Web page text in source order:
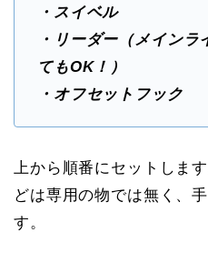
・スイベル
・リーダー（メイン
てもOK！）
・オフセットフック
上から順番にセットしま
どは専用の物では無く、
す。